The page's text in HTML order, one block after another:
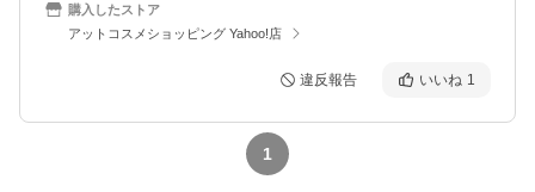
購入したストア
アットコスメショッピング Yahoo!店
違反報告 いいね 1
1